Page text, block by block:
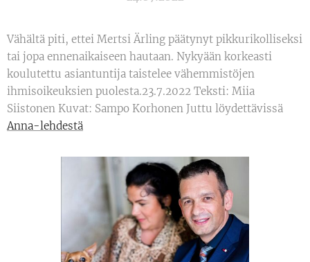
Vähältä piti, ettei Mertsi Ärling päätynyt pikkurikolliseksi
tai jopa ennenaikaiseen hautaan. Nykyään korkeasti
koulutettu asiantuntija taistelee vähemmistöjen
ihmisoikeuksien puolesta.23.7.2022 Teksti: Miia
Siistonen Kuvat: Sampo Korhonen Juttu löydettävissä
Anna-lehdestä